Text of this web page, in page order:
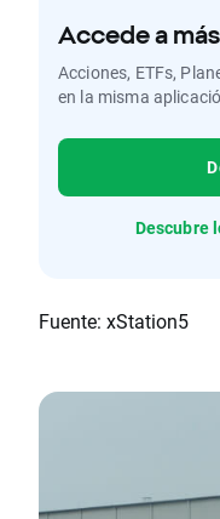
Accede a
Acciones, ETFs,
en la misma
Descubre
Fuente: xStation5